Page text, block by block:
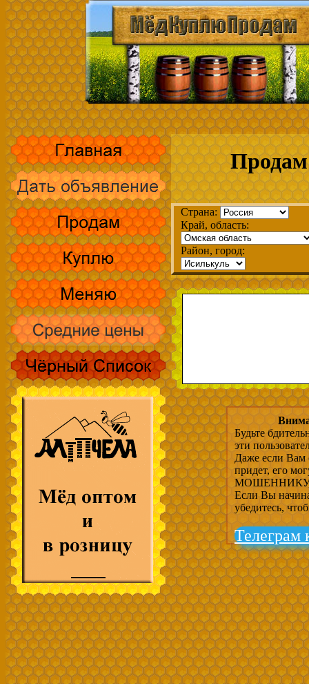
Страна:
Край, область:
Район, город:
Будьте
эти
Даже если Вам
придет, его
МОШЕННИКУ,
Если Вы
убедитесь,
Телеграм